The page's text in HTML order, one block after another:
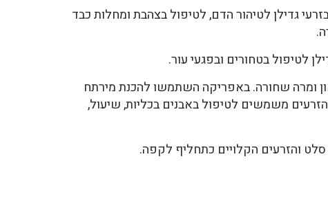
גדילן לטיהור הדם, לטיפול בצהבת ומחלות כבד
לטיפול בטחורים ובפגעי עור.
ומרה שחורה. באפריקה השתמשו להכנת מירתח
משמשים לטיפול באבנים בכליות, שיעול,
והזרעים הקלויים כתחליף לקפה.